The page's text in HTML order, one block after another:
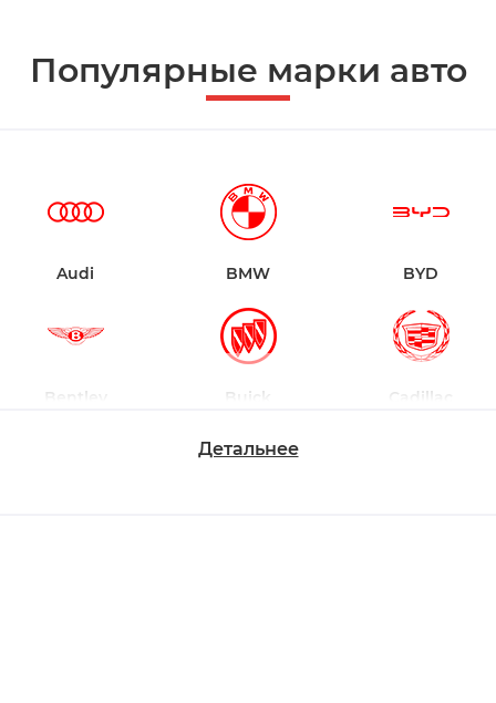
Популярные марки авто
Audi BMW BYD
Bentley Buick Cadillac
Детальнее